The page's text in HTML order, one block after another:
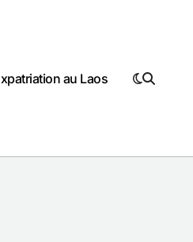
au Laos